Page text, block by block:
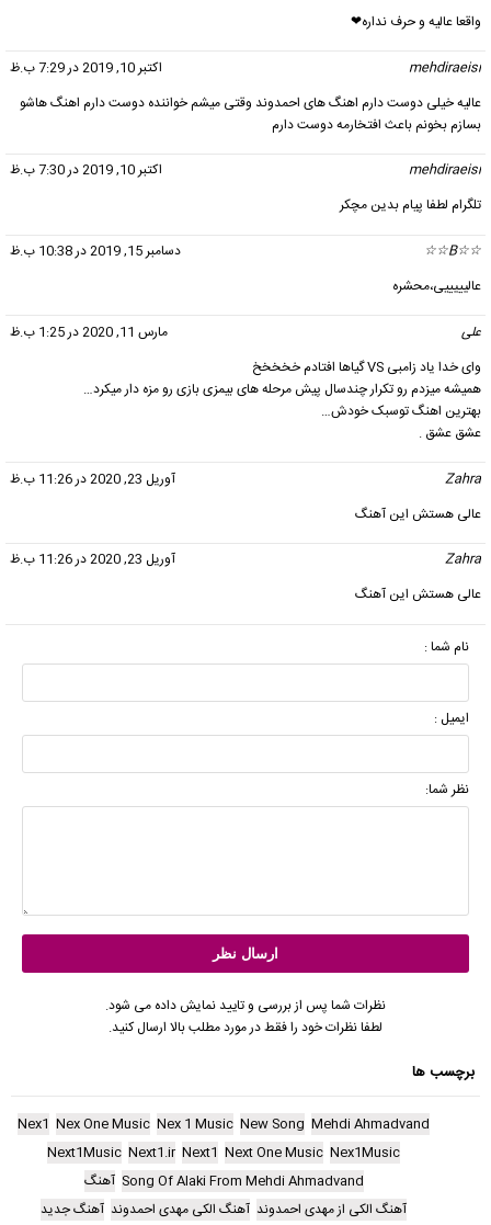
واقعا عالیه و حرف نداره❤
mehdiraeisi
اکتبر 10, 2019 در 7:29 ب.ظ
عالیه خیلی دوست دارم اهنگ های احمدوند وقتی میشم خواننده دوست دارم اهنگ هاشو
بسازم بخونم باعث افتخارمه دوست دارم
mehdiraeisi
اکتبر 10, 2019 در 7:30 ب.ظ
تلگرام لطفا پیام بدین مچکر
☆☆B☆☆
دسامبر 15, 2019 در 10:38 ب.ظ
عالیییییی،محشره
علی
مارس 11, 2020 در 1:25 ب.ظ
وای خدا یاد زامبی VS گیاها افتادم خخخخخ
همیشه میزدم رو تکرار چندسال پیش مرحله های بیمزی بازی رو مزه دار میکرد…
بهترین اهنگ توسبک خودش…
عشق عشق .
Zahra
آوریل 23, 2020 در 11:26 ب.ظ
عالی هستش این آهنگ
Zahra
آوریل 23, 2020 در 11:26 ب.ظ
عالی هستش این آهنگ
نام شما :
ایمیل :
نظر شما:
نظرات شما پس از بررسی و تایید نمایش داده می شود.
لطفا نظرات خود را فقط در مورد مطلب بالا ارسال کنید.
برچسب ها
Mehdi Ahmadvand
New Song
Nex 1 Music
Nex One Music
Nex1
Nex1Music
Next One Music
Next1
Next1.ir
Next1Music
Song Of Alaki From Mehdi Ahmadvand آهنگ
آهنگ الکی از مهدی احمدوند آهنگ الکی مهدی احمدوند آهنگ جدید